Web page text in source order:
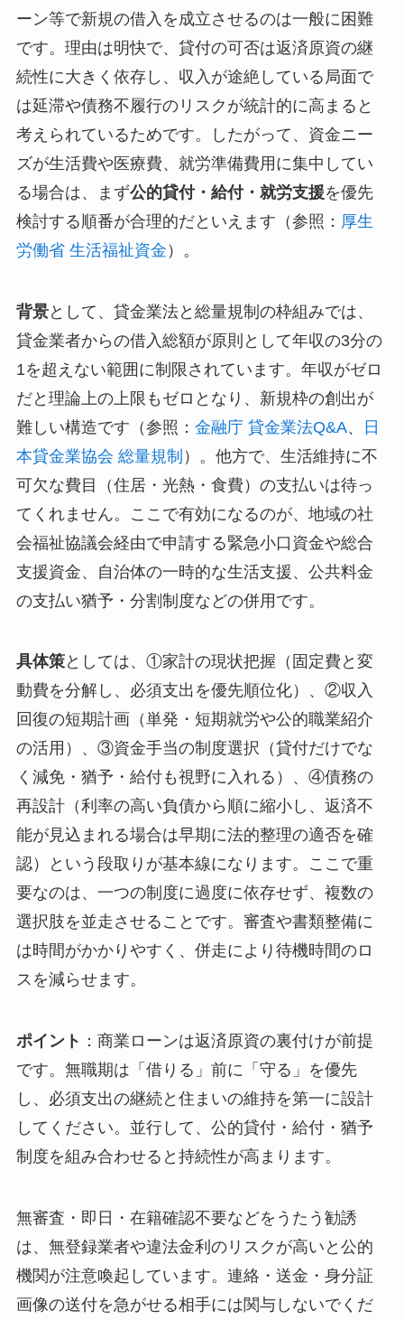
ーン等で新規の借入を成立させるのは一般に困難
です。理由は明快で、貸付の可否は返済原資の継
続性に大きく依存し、収入が途絶している局面で
は延滞や債務不履行のリスクが統計的に高まると
考えられているためです。したがって、資金ニー
ズが生活費や医療費、就労準備費用に集中してい
る場合は、まず公的貸付・給付・就労支援を優先
検討する順番が合理的だといえます（参照： 厚生
労働省 生活福祉資金 ）。
背景として、貸金業法と総量規制の枠組みでは、
貸金業者からの借入総額が原則として年収の3分の
1を超えない範囲に制限されています。年収がゼロ
だと理論上の上限もゼロとなり、新規枠の創出が
難しい構造です（参照： 金融庁 貸金業法Q&A、
日
本貸金業協会 総量規制 ）。他方で、生活維持に不
可欠な費目（住居・光熱・食費）の支払いは待っ
てくれません。ここで有効になるのが、地域の社
会福祉協議会経由で申請する緊急小口資金や総合
支援資金、自治体の一時的な生活支援、公共料金
の支払い猶予・分割制度などの併用です。
具体策としては、①家計の現状把握（固定費と変
動費を分解し、必須支出を優先順位化）、②収入
回復の短期計画（単発・短期就労や公的職業紹介
の活用）、③資金手当の制度選択（貸付だけでな
く減免・猶予・給付も視野に入れる）、④債務の
再設計（利率の高い負債から順に縮小し、返済不
能が見込まれる場合は早期に法的整理の適否を確
認）という段取りが基本線になります。ここで重
要なのは、 一つの制度に過度に依存せず、複数の
選択肢を並走させる ことです。審査や書類整備に
は時間がかかりやすく、併走により待機時間のロ
スを減らせます。
ポイント ：商業ローンは返済原資の裏付けが前提
です。無職期は「借りる」前に「守る」を優先
し、必須支出の継続と住まいの維持を第一に設計
してください。並行して、公的貸付・給付・猶予
制度を組み合わせると持続性が高まります。
無審査・即日・在籍確認不要などをうたう勧誘
は、無登録業者や違法金利のリスクが高いと公的
機関が注意喚起しています。連絡・送金・身分証
画像の送付を急がせる相手には関与しないでくだ